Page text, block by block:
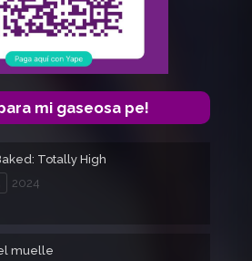
mi gaseosa pe!
Totally High
2024
muelle